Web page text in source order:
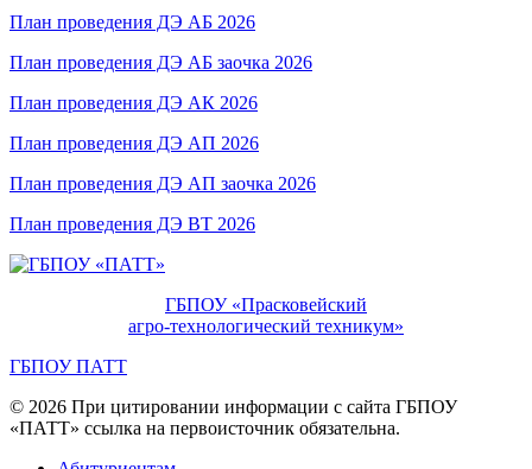
План проведения ДЭ АБ 2026
План проведения ДЭ АБ заочка 2026
План проведения ДЭ АК 2026
План проведения ДЭ АП 2026
План проведения ДЭ АП заочка 2026
План проведения ДЭ ВТ 2026
ГБПОУ «Прасковейский
агро-технологический техникум»
ГБПОУ ПАТТ
© 2026 При цитировании информации с сайта ГБПОУ
«ПАТТ» ссылка на первоисточник обязательна.